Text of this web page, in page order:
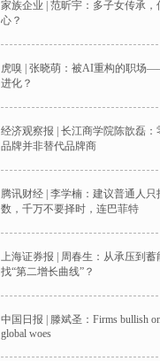
家族企业 | 范昕宇：多子女传承，
心？
虎嗅 | 张晓萌：被AI重构的职场
进化？
经济观察报 | 长江商学院陈歆磊
品牌并非替代品牌商
腾讯财经 | 李学楠：建议普通人只
数，千万不要择时，连巴菲特
上海证券报 | 周春生：从承压到蓄
找“第二增长曲线”？
中国日报 | 滕斌圣：Firms bullish
global woes